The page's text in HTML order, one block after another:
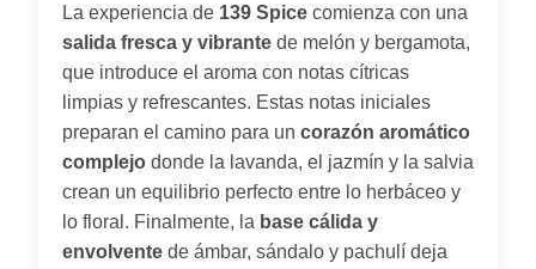
La experiencia de 139 Spice comienza con una
salida fresca y vibrante de melón y bergamota,
que introduce el aroma con notas cítricas
limpias y refrescantes. Estas notas iniciales
preparan el camino para un corazón aromático
complejo donde la lavanda, el jazmín y la salvia
crean un equilibrio perfecto entre lo herbáceo y
lo floral. Finalmente, la base cálida y
envolvente de ámbar, sándalo y pachulí deja